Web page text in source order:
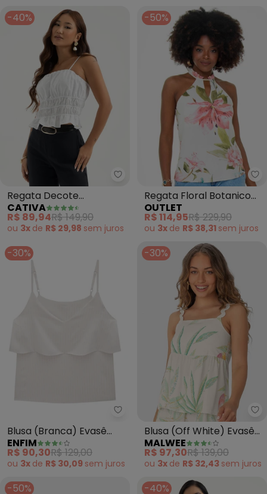
-40%
Cativa - Regata Decote
Regata Decote
Quadrado em Algodão
(Branco )
CATIVA
R$ 89,94R$ 149,90
ou 3x de R$ 29,98 sem juros
-50%
Regata Floral Botanico
(Branco)
OUTLET
R$ 114,95R$ 229,90
ou 3x de R$ 38,31 sem juros
-30%
Enfim - Blusa (Branca) Evasê
Blusa (Branca) Evasê
com Lurex
ENFIM
R$ 90,30R$ 129,00
ou 3x de R$ 30,09 sem juros
-30%
Blusa (Off White) Evasê
Tropical com Lastex
MALWEE
R$ 97,30R$ 139,00
ou 3x de R$ 32,43 sem juros
-50% -40%